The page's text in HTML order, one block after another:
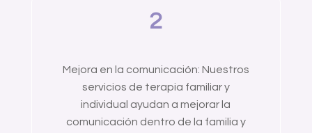
2
Mejora en la comunicación: Nuestros
servicios de terapia familiar y
individual ayudan a mejorar la
comunicación dentro de la familia y